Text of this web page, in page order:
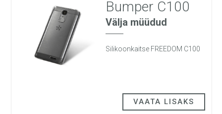
Bumper C100
Välja müüdud
Silikoonkaitse FREEDOM C100
VAATA LISAKS